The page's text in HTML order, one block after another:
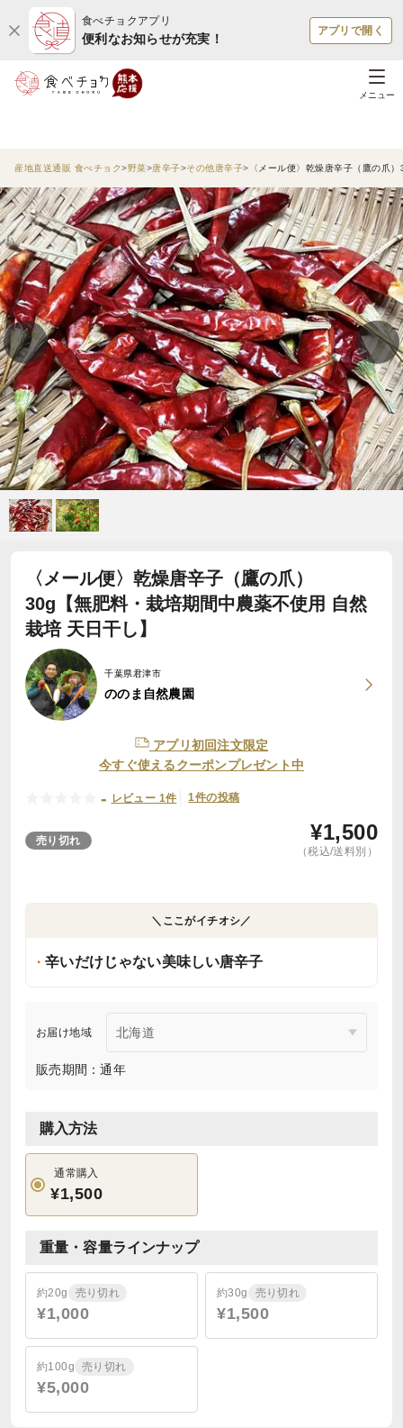
食べチョクアプリ
便利なお知らせが充実！
アプリで開く
メニュー
産地直送通販 食べチョク 野菜 唐辛子 その他唐辛子 〈メール便〉乾燥唐辛子（鷹の爪
〈メール便〉乾燥唐辛子（鷹の爪）
30g【無肥料・栽培期間中農薬不使用 自然
栽培 天日干し】
千葉県君津市
ののま自然農園
アプリ初回注文限定
今すぐ使えるクーポンプレゼント中
- レビュー 1件 1件の投稿
売り切れ ¥1,500
（税込/送料別）
＼ここがイチオシ／
辛いだけじゃない美味しい唐辛子
お届け地域
販売期間：通年
購入方法
通常購入
¥1,500
重量・容量ラインナップ
約20g 売り切れ
¥1,000
約30g 売り切れ
¥1,500
約100g 売り切れ
¥5,000